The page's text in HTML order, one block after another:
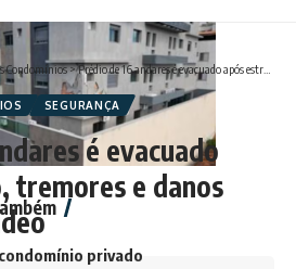
privado
Condomínios>Prédio de 16 andares é evacuado após estrondo, tremores e danos estruturais. Vídeo
SEGURANÇA
é evacuado
tremores e danos